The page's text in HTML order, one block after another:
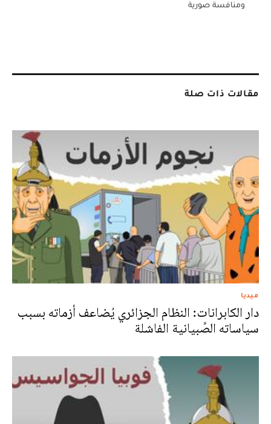
ومنافسة صورية
مقالات ذات صلة
ميديا
دار الكابرانات: النظام الجزائري يُضاعف أزماته بسبب
سياساته الصِّبيانية الفاشلة